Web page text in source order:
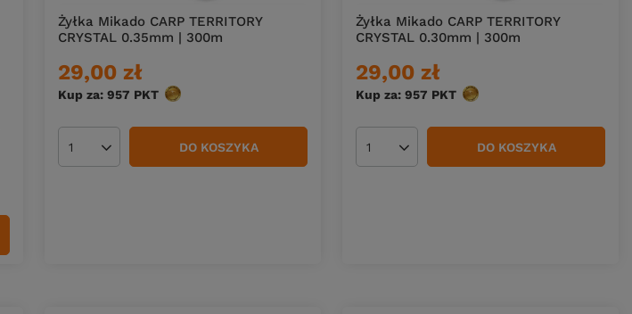
Żyłka Mikado CARP TERRITORY
CRYSTAL 0.35mm | 300m
29,00 zł
Kup za: 957 PKT punktów
Ilość produktów DO KOSZYKA
Żyłka Mikado CARP TERRITORY
CRYSTAL 0.30mm | 300m
29,00 zł
Kup za: 957 PKT punktów
Ilość produktów DO KOSZYKA